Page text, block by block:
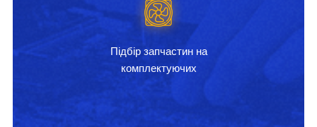
Підбір запчастин на
комплектуючих